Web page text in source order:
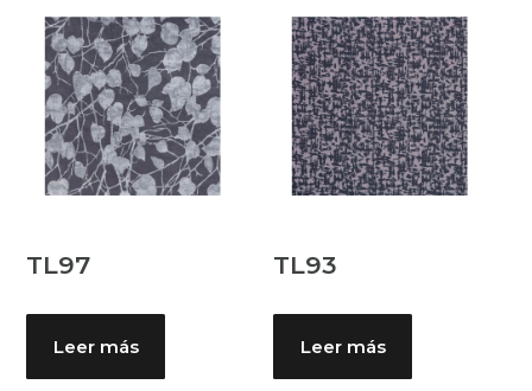
TL97
Leer más
TL93
Leer más